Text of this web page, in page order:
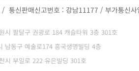
통신판매신고번호 : 강남11177 / 부가통신
시 팔달구 권광로 184 캐슬타워 3층 301호
동구 예술로174 흥국생명빌딩 4층
시 부일로 222 유은빌딩 301호